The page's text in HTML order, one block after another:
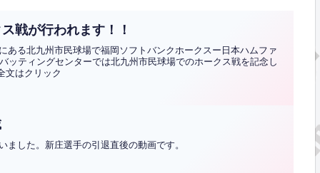
戦が行われます！！
ある北九州市民球場で福岡ソフトバンクホークスー日本ハムファ
ッティングセンターでは北九州市民球場でのホークス戦を記念し
文はクリック
した。新庄選手の引退直後の動画です。